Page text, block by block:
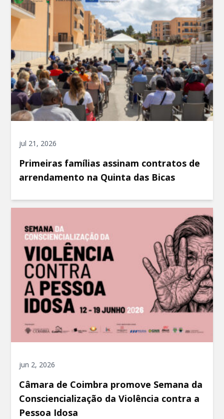
jul 21, 2026
Primeiras famílias assinam contratos de
arrendamento na Quinta das Bicas
jun 2, 2026
Câmara de Coimbra promove Semana da
Consciencialização da Violência contra a
Pessoa Idosa